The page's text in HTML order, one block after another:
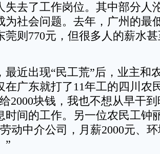
失去了工作岗位。其中部分人
为社会问题。去年，广州的最
莞则770元，但很多人的薪水
近出现“民工荒”后，业主和
在广东就打了11年工的四川农
2000块钱，我也不想从早干
时间的工作。另一位农民工钟
动中介公司，月薪2000元、
”